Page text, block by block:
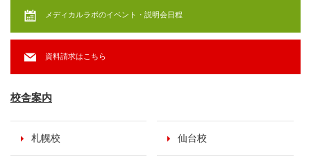
メディカルラボのイベント・説明会日程
資料請求はこちら
校舎案内
札幌校 仙台校